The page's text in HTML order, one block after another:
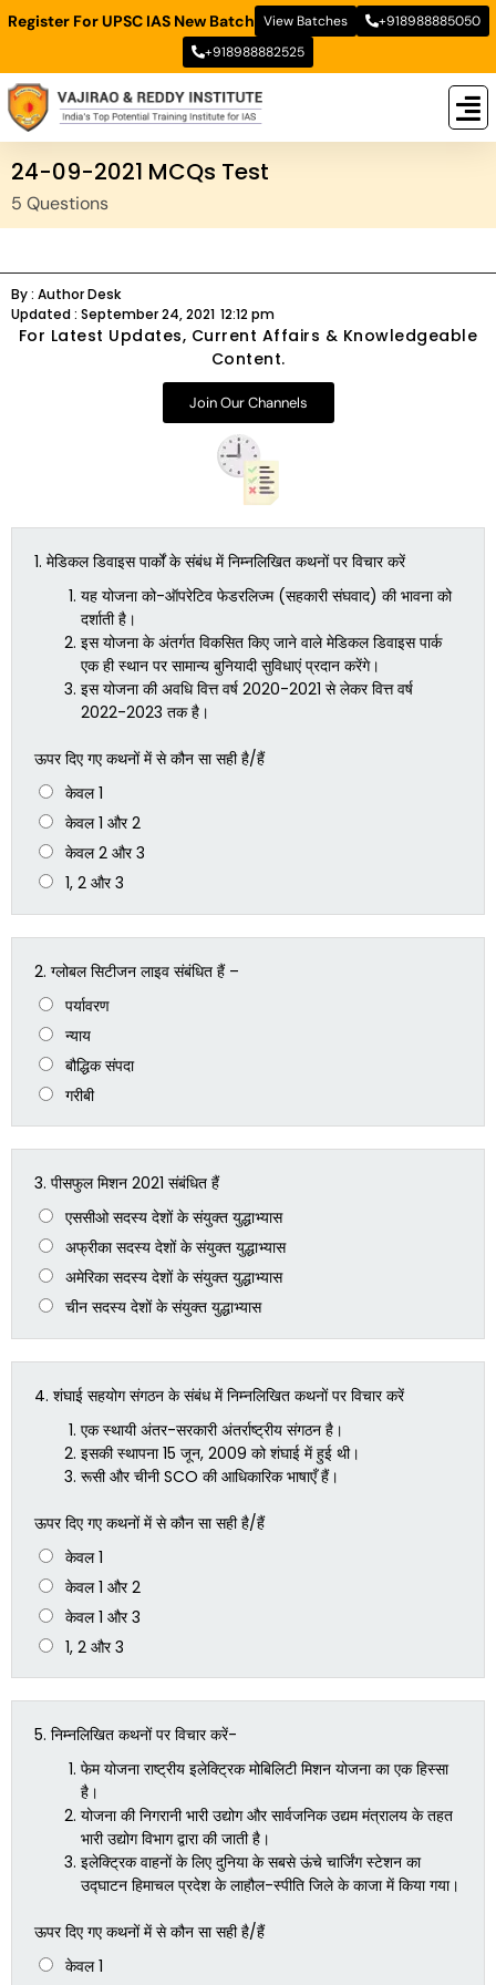
Register For UPSC IAS New Batch View Batches
+918988885050
+918988882525
24-09-2021 MCQs Test
5 Questions
By : Author Desk
Updated : September 24, 2021 12:12 pm
For Latest Updates, Current Affairs & Knowledgeable
Content.
Join Our Channels
1. मेडिकल डिवाइस पार्कों के संबंध में निम्नलिखित कथनों पर विचार करें
यह योजना को-ऑपरेटिव फेडरलिज्म (सहकारी संघवाद) की भावना को
दर्शाती है।
इस योजना के अंतर्गत विकसित किए जाने वाले मेडिकल डिवाइस पार्क
एक ही स्थान पर सामान्य बुनियादी सुविधाएं प्रदान करेंगे।
इस योजना की अवधि वित्त वर्ष 2020-2021 से लेकर वित्त वर्ष
2022-2023 तक है।
ऊपर दिए गए कथनों में से कौन सा सही है/हैं
केवल 1
केवल 1 और 2
केवल 2 और 3
1, 2 और 3
2. ग्लोबल सिटीजन लाइव संबंधित हैं –
पर्यावरण
न्याय
बौद्धिक संपदा
गरीबी
3. पीसफुल मिशन 2021 संबंधित हैं
एससीओ सदस्य देशों के संयुक्त युद्धाभ्यास
अफ्रीका सदस्य देशों के संयुक्त युद्धाभ्यास
अमेरिका सदस्य देशों के संयुक्त युद्धाभ्यास
चीन सदस्य देशों के संयुक्त युद्धाभ्यास
4. शंघाई सहयोग संगठन के संबंध में निम्नलिखित कथनों पर विचार करें
एक स्थायी अंतर-सरकारी अंतर्राष्ट्रीय संगठन है।
इसकी स्थापना 15 जून, 2009 को शंघाई में हुई थी।
रूसी और चीनी SCO की आधिकारिक भाषाएँ हैं।
ऊपर दिए गए कथनों में से कौन सा सही है/हैं
केवल 1
केवल 1 और 2
केवल 1 और 3
1, 2 और 3
5. निम्नलिखित कथनों पर विचार करें-
फेम योजना राष्ट्रीय इलेक्ट्रिक मोबिलिटी मिशन योजना का एक हिस्सा
है।
योजना की निगरानी भारी उद्योग और सार्वजनिक उद्यम मंत्रालय के तहत
भारी उद्योग विभाग द्वारा की जाती है।
इलेक्ट्रिक वाहनों के लिए दुनिया के सबसे ऊंचे चार्जिंग स्टेशन का
उद्घाटन हिमाचल प्रदेश के लाहौल-स्पीति जिले के काजा में किया गया।
ऊपर दिए गए कथनों में से कौन सा सही है/हैं
केवल 1